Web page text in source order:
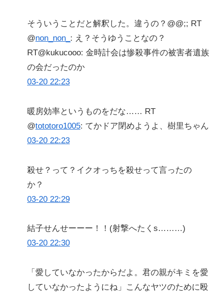
そういうことだと解釈した。違うの？@@;; RT
@non_non_ : え？そうゆうことなの？
RT@kukucooo: 金時計会は惨殺事件の被害者遺族
の会だったのか
03-20 22:23
暖房効率というものをだな…… RT
@tototoro1005: てかドア閉めようよ、樹里ちゃん
03-20 22:23
殺せ？って？イクオっちを殺せって言ったの
か？
03-20 22:29
結子せんせーーー！！(射撃へたくs………)
03-20 22:30
「愛していなかったからだよ。君の親がキミを愛
していなかったようにね」こんなヤツのために殴